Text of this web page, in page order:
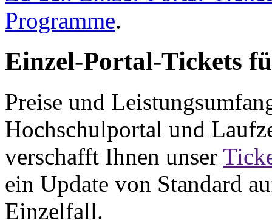
Programme.
Einzel-Portal-Tickets
Preise und
Hochschulportal und
verschafft Ihnen unser
ein Update von Standard
Einzelfall.